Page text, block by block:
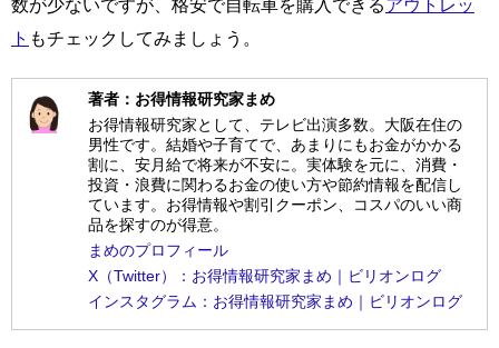
数が少ないですが、格安で自転車を購入できるアウトレッ
ト もチェックしてみましょう。
著者：お得情報研究家まめ
お得情報研究家として、テレビ出演多数。大阪在住の
男性です。結婚や子育てで、あまりにもお金がかかる
割に、安月給で将来が不安に。実体験を元に、消費・
投資・浪費に関わるお金の使い方や節約情報を配信し
ています。お得情報や割引クーポン、コスパのいい商
品を探すのが得意。
まめのプロフィール
X（Twitter）：お得情報研究家まめ｜ビリオンログ
インスタグラム：お得情報研究家まめ｜ビリオンログ